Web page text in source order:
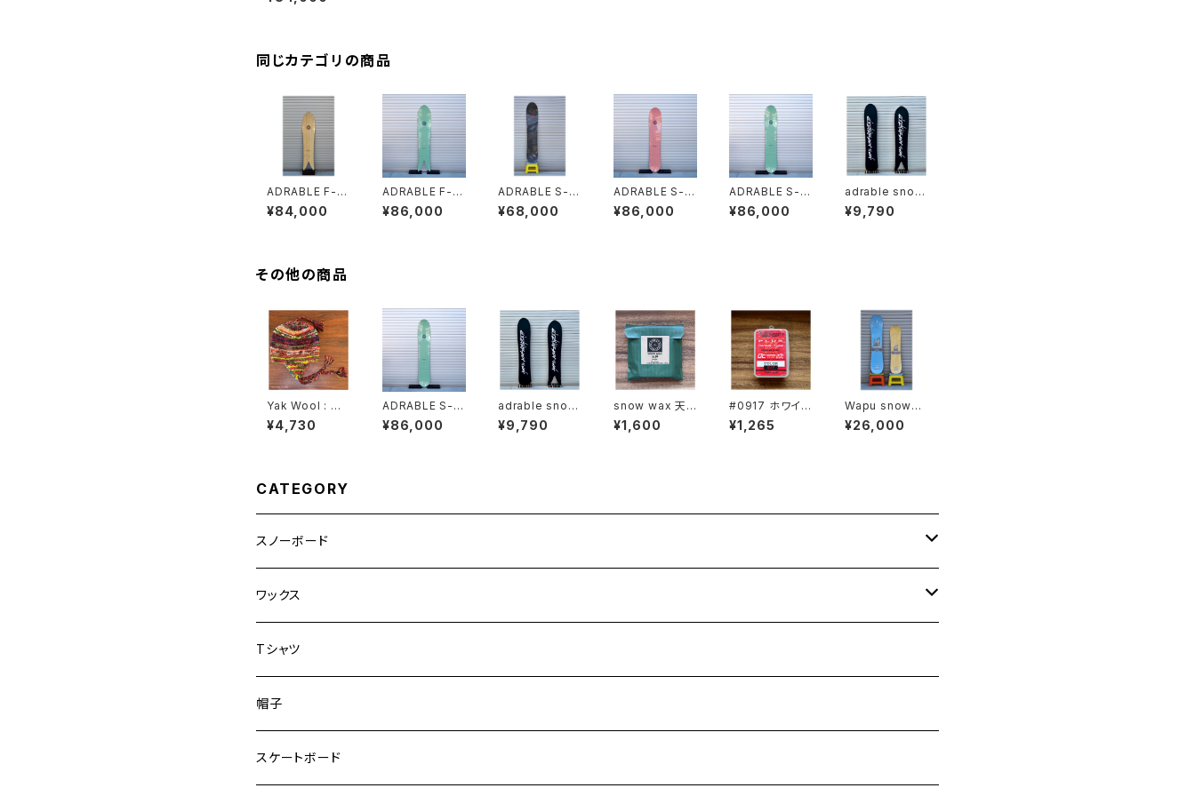
同じカテゴリの商品
ADRABLE F-14
2 bamboo
¥84,000
ADRABLE F-15
6 bamboo mi
nt
¥86,000
ADRABLE S-1
47 NEW BLAC
K
¥68,000
ADRABLE S-1
47 bamboo pi
nk
¥86,000
ADRABLE S-15
8 bamboo mi
nt
¥86,000
adrable snow
surf soft case
¥9,790
その他の商品
Yak Wool : ヤ
クウール帽子
#71208b
¥4,730
ADRABLE S-15
8 bamboo mi
nt
¥86,000
adrable snow
surf soft case
¥9,790
snow wax 天
神 tenjin
¥1,600
#0917 ホワイ
ト ベース＆クリ
ーニングワックス
¥1,265
Wapu snowbo
ards 120cm a
nd 100cm
¥26,000
CATEGORY
スノーボード
adrable snow surf
Wapu snowboards
RAY☆BACK SNOWSURFING
FAMILY SNOWSURFERS
ワックス
TEMPO
FAMILY SNOWSURFERS
Tシャツ
帽子
スケートボード